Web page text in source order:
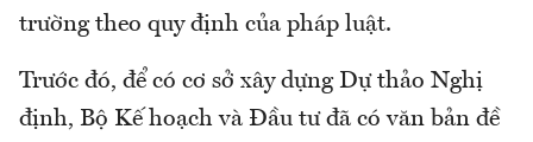
trường theo quy định của pháp luật.
Trước đó, để có cơ sở xây dựng Dự thảo Nghị
định, Bộ Kế hoạch và Đầu tư đã có văn bản đề